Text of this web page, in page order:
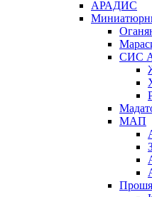
АРАДИС
СИС
МАП